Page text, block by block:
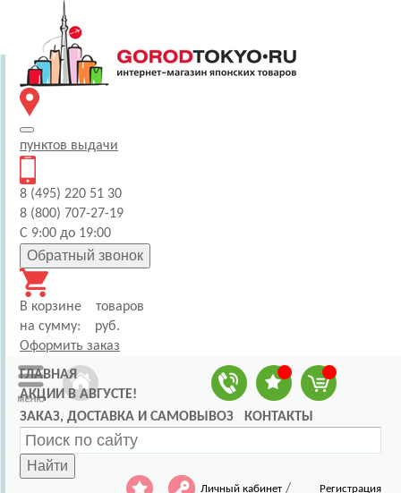
пунктов выдачи
8 (495) 220 51 30
8 (800) 707-27-19
С 9:00 до 19:00
Обратный звонок
В корзине
товаров
на сумму:
руб.
Оформить заказ
ГЛАВНАЯ
АКЦИИ В АВГУСТЕ!
ЗАКАЗ, ДОСТАВКА И САМОВЫВОЗ
КОНТАКТЫ
Найти
Личный кабинет / Регистрация